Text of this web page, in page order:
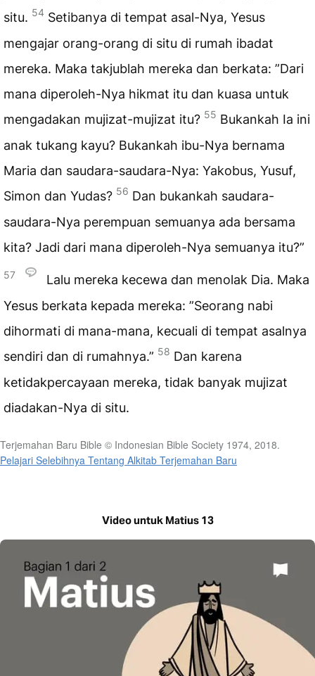
situ. 54 Setibanya di tempat asal-Nya, Yesus
mengajar orang-orang di situ di rumah ibadat
mereka. Maka takjublah mereka dan berkata: ”Dari
mana diperoleh-Nya hikmat itu dan kuasa untuk
mengadakan mujizat-mujizat itu? 55 Bukankah Ia ini
anak tukang kayu? Bukankah ibu-Nya bernama
Maria dan saudara-saudara-Nya: Yakobus, Yusuf,
Simon dan Yudas? 56 Dan bukankah saudara-
saudara-Nya perempuan semuanya ada bersama
kita? Jadi dari mana diperoleh-Nya semuanya itu?”
57
Lalu mereka kecewa dan menolak Dia. Maka
Yesus berkata kepada mereka: ”Seorang nabi
dihormati di mana-mana, kecuali di tempat asalnya
sendiri dan di rumahnya.” 58 Dan karena
ketidakpercayaan mereka, tidak banyak mujizat
diadakan-Nya di situ.
Terjemahan Baru Bible © Indonesian Bible Society 1974, 2018.
Pelajari Selebihnya Tentang Alkitab Terjemahan Baru
Video untuk Matius 13